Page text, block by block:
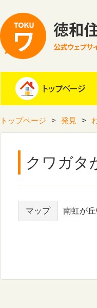
トップページ 発見
クワガタ
マップ 南虹が